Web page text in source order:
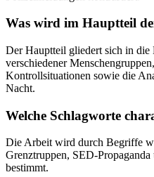
Was wird im Hauptteil
Der Hauptteil gliedert sich in die
verschiedener
Kontrollsituationen sowie die
Nacht.
Welche Schlagworte
Die Arbeit wird durch Begriffe
Grenztruppen, SED-
bestimmt.